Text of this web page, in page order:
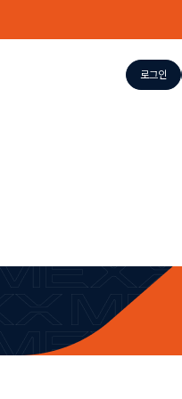
로그인